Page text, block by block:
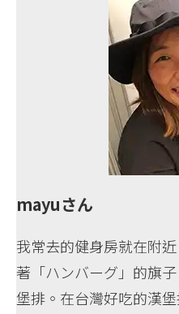
mayuさん
我常去的健身房就在附
著「ハンバーグ」的旗
堡排。在台灣好吃的漢